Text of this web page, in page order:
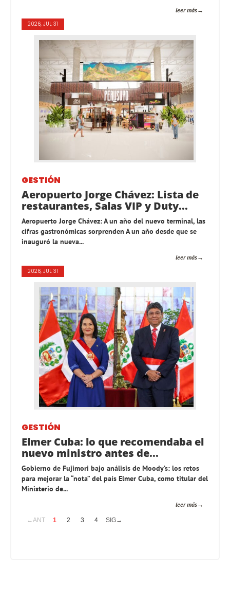
leer más
2026, JUL 31
GESTIÓN
Aeropuerto Jorge Chávez: Lista de
restaurantes, Salas VIP y Duty...
Aeropuerto Jorge Chávez: A un año del nuevo terminal, las
cifras gastronómicas sorprenden A un año desde que se
inauguró la nueva...
leer más
2026, JUL 31
GESTIÓN
Elmer Cuba: lo que recomendaba el
nuevo ministro antes de...
Gobierno de Fujimori bajo análisis de Moody’s: los retos
para mejorar la “nota” del país Elmer Cuba, como titular del
Ministerio de...
leer más
←ANT 1 2 3 4 SIG→